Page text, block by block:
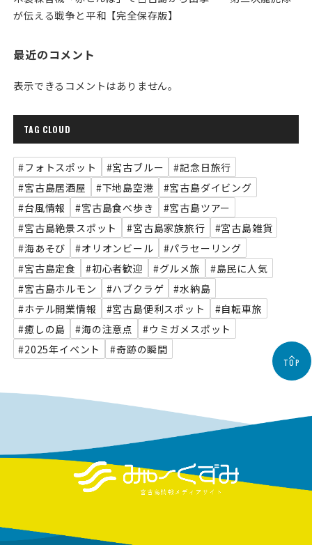
が伝える戦争と平和【完全保存版】
最近のコメント
表示できるコメントはありません。
TAG CLOUD
#フォトスポット #宮古ブルー
#記念日旅行
#宮古島居酒屋
#下地島空港
#宮古島ダイビング
#台風情報
#宮古島食べ歩き
#宮古島ツアー
#宮古島絶景スポット
#宮古島家族旅行
#宮古島雑貨
#海あそび
#オリオンビール
#パラセーリング
#宮古島定食
#初心者歓迎 #グルメ旅
#島民に人気
#宮古島ホルモン
#ハブクラゲ
#水納島
#ホテル開業情報
#宮古島便利スポット
#自転車旅
#癒しの島
#海の注意点
#ウミガメスポット
#2025年イベント
#奇跡の瞬間
TOP